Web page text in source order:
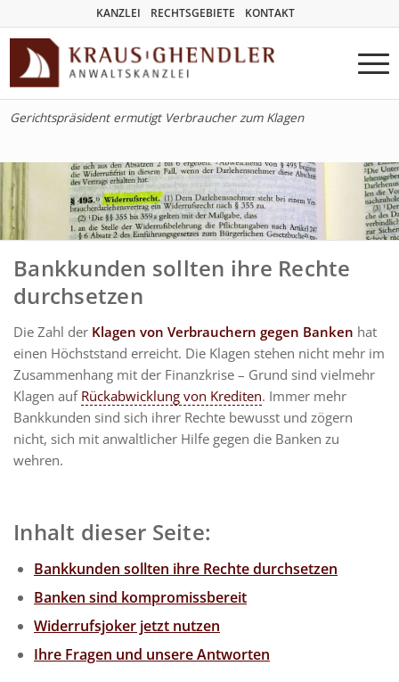
KANZLEI RECHTSGEBIETE KONTAKT
Gerichtspräsident ermutigt Verbraucher zum Klagen
Bankkunden sollten ihre Rechte
durchsetzen
Die Zahl der Klagen von Verbrauchern gegen Banken hat
einen Höchststand erreicht. Die Klagen stehen nicht mehr im
Zusammenhang mit der Finanzkrise – Grund sind vielmehr
Klagen auf Rückabwicklung von Krediten. Immer mehr
Bankkunden sind sich ihrer Rechte bewusst und zögern
nicht, sich mit anwaltlicher Hilfe gegen die Banken zu
wehren.
Inhalt dieser Seite:
Bankkunden sollten ihre Rechte durchsetzen
Banken sind kompromissbereit
Widerrufsjoker jetzt nutzen
Ihre Fragen und unsere Antworten